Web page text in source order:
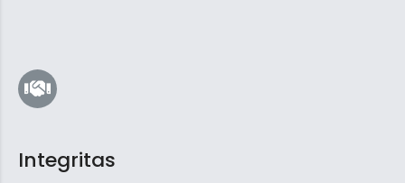
Integritas